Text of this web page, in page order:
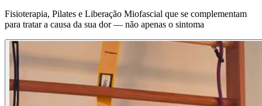
Fisioterapia, Pilates e Liberação Miofascial que se complementam
para tratar a causa da sua dor — não apenas o sintoma